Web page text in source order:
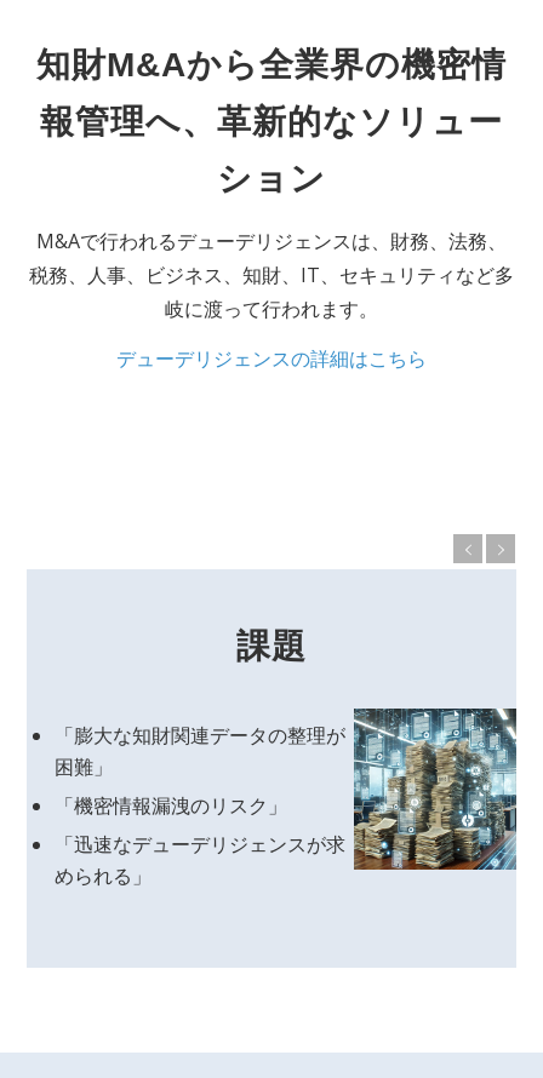
知財M&Aから全業界の機密情
報管理へ、革新的なソリュー
ション
M&Aで⾏われるデューデリジェンスは、財務、法務、
税務、⼈事、ビジネス、知財、IT、セキュリティなど多
岐に渡って⾏われます。
デューデリジェンスの詳細はこちら
課題
「膨大な知財関連データの整理が
困難」
「機密情報漏洩のリスク」
「迅速なデューデリジェンスが求
められる」